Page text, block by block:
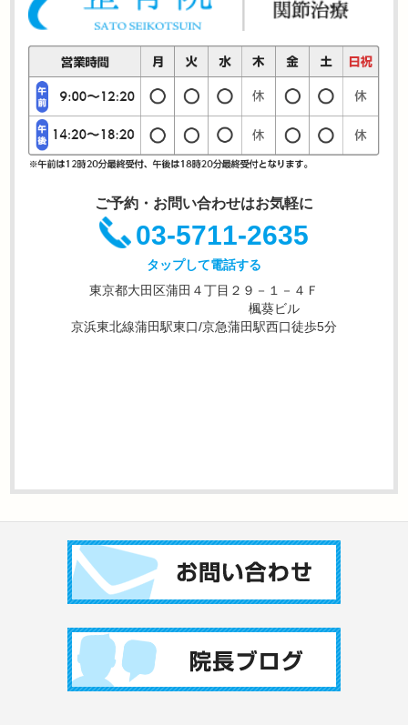
ご予約・お問い合わせはお気軽に
03-5711-2635
タップして電話する
東京都大田区蒲田４丁目２９－１－４Ｆ
楓葵ビル
京浜東北線蒲田駅東口/京急蒲田駅西口徒歩5分